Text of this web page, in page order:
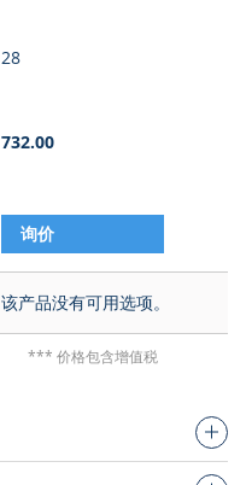
28
732.00
询价
该产品没有可用选项。
*** 价格包含增值税